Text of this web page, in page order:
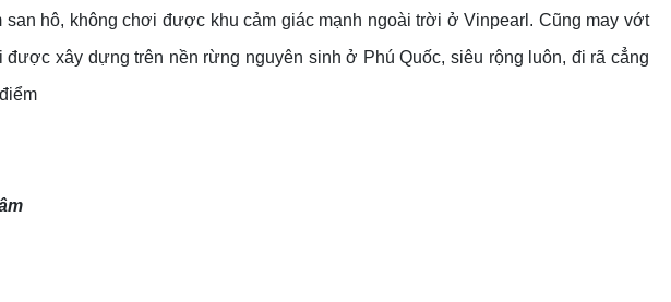
hô, không chơi được khu cảm giác mạnh ngoài trời ở Vinpearl. Cũng may vớt
xây dựng trên nền rừng nguyên sinh ở Phú Quốc, siêu rộng luôn, đi rã cẳng